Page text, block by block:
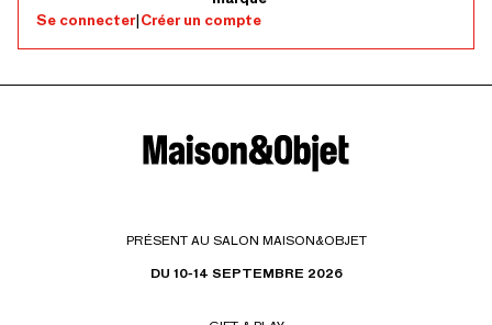
Se connecter|Créer un compte
PRÉSENT AU SALON MAISON&OBJET
DU 10-14 SEPTEMBRE 2026